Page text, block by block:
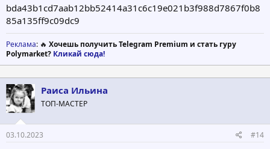
bda43b1cd7aab12bb52414a31c6c19e021b3f988d7867f0b8
85a135ff9c09dc9
Реклама: 🔥 Хочешь получить Telegram Premium и стать гуру
Polymarket? Кликай сюда!
Раиса Ильина
ТОП-МАСТЕР
03.10.2023 #14